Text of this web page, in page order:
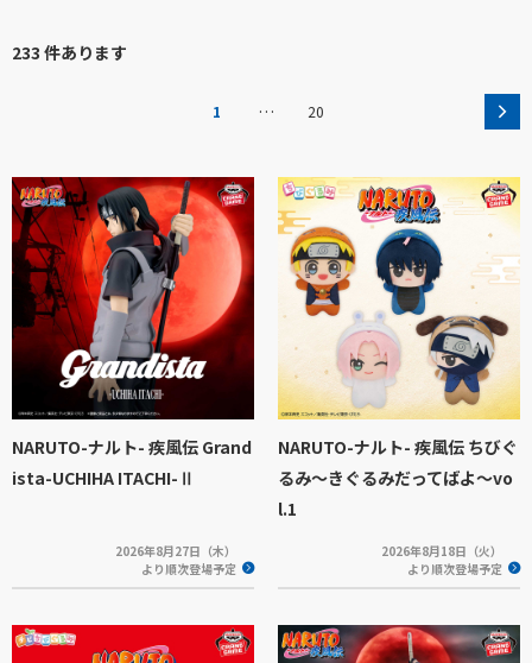
233 件あります
1 … 20
NARUTO-ナルト- 疾風伝 Grand
ista-UCHIHA ITACHI-Ⅱ
2026年8月27日（木）
より順次登場予定
NARUTO-ナルト- 疾風伝 ちびぐ
るみ～きぐるみだってばよ～vo
l.1
2026年8月18日（火）
より順次登場予定